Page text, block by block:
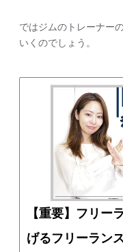
ではジムのトレーナー
いくのでしょう。
【重要】フリー
げるフリーラン